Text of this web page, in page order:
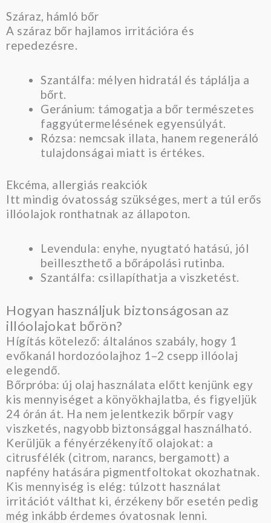
Száraz, hámló bőr
A száraz bőr hajlamos irritációra és
repedezésre.
Szantálfa: mélyen hidratál és táplálja a
bőrt.
Geránium: támogatja a bőr természetes
faggyútermelésének egyensúlyát.
Rózsa: nemcsak illata, hanem regeneráló
tulajdonságai miatt is értékes.
Ekcéma, allergiás reakciók
Itt mindig óvatosság szükséges, mert a túl erős
illóolajok ronthatnak az állapoton.
Levendula: enyhe, nyugtató hatású, jól
beilleszthető a bőrápolási rutinba.
Szantálfa: csillapíthatja a viszketést.
Hogyan használjuk biztonságosan az
illóolajokat bőrön?
Hígítás kötelező: általános szabály, hogy 1
evőkanál hordozóolajhoz 1–2 csepp illóolaj
elegendő.
Bőrpróba: új olaj használata előtt kenjünk egy
kis mennyiséget a könyökhajlatba, és figyeljük
24 órán át. Ha nem jelentkezik bőrpír vagy
viszketés, nagyobb biztonsággal használható.
Kerüljük a fényérzékenyítő olajokat: a
citrusfélék (citrom, narancs, bergamott) a
napfény hatására pigmentfoltokat okozhatnak.
Kis mennyiség is elég: túlzott használat
irritációt válthat ki, érzékeny bőr esetén pedig
még inkább érdemes óvatosnak lenni.